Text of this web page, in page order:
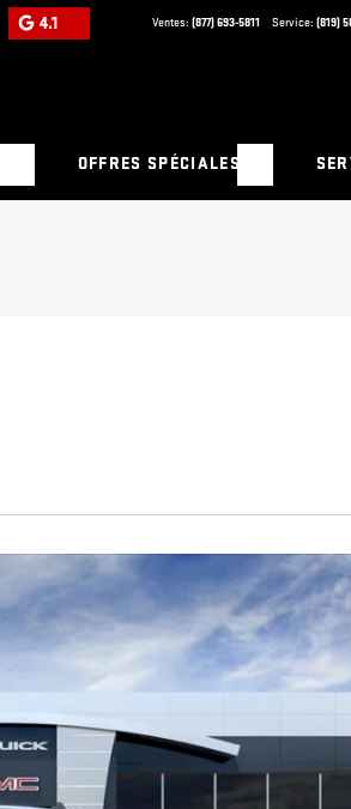
4.1 Ventes: (877) 693-5811 Service: (819)
OFFRES SPÉCIALES